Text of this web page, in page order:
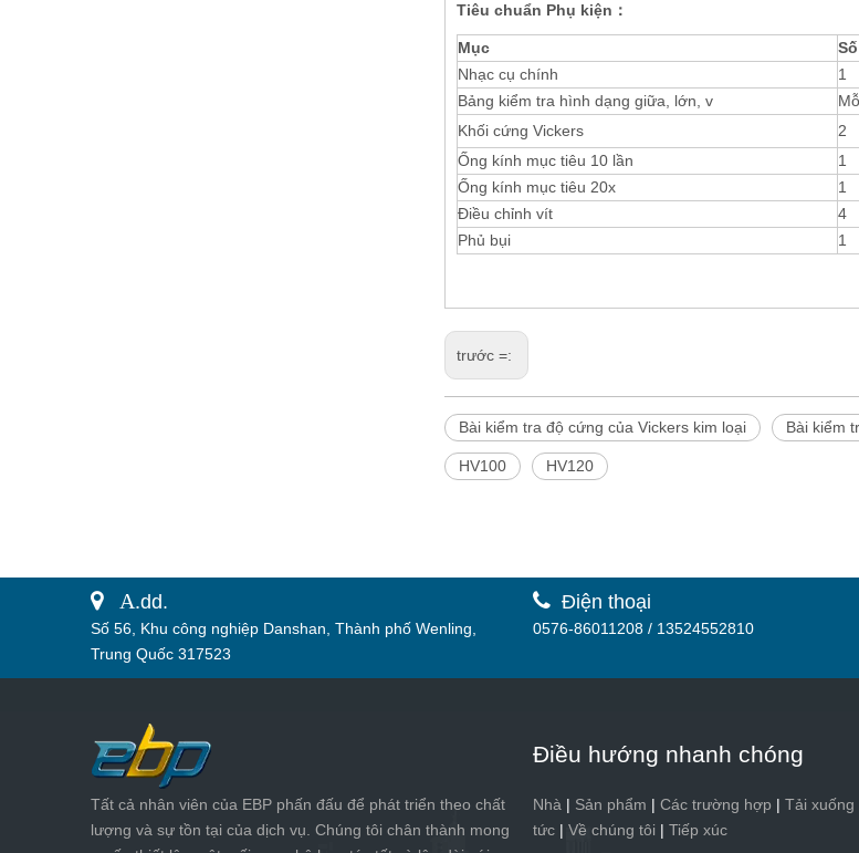
Tiêu chuẩn Phụ kiện ：
Mục
Nhạc cụ chính
1
Bảng kiểm tra hình dạng giữa, lớn, v
Khối cứng Vickers
2
Ống kính mục tiêu 10 lần
1
Ống kính mục tiêu 20x
1
Điều chỉnh vít
4
Phủ bụi
1
trước =:
Bài kiểm tra độ cứng của Vickers kim loại Bài kiểm
HV100 HV120
 A.dd.
Số 56, Khu công nghiệp Danshan, Thành phố Wenling,
Trung Quốc 317523
 Điện thoại
0576-86011208 / 13524552810
Tất cả nhân viên của EBP phấn đấu để phát triển theo chất
lượng và sự tồn tại của dịch vụ. Chúng tôi chân thành mong
Điều hướng nhanh chóng
Nhà | Sản phẩm | Các trường hợp | Tải xuống
tức | Về chúng tôi | Tiếp xúc